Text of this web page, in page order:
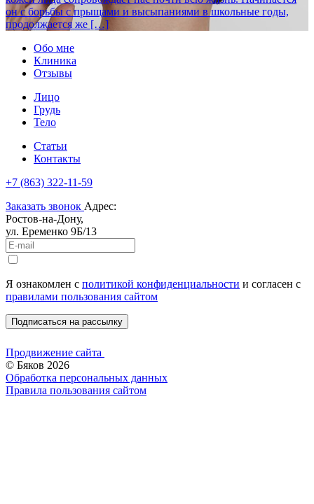
он с борьбы с прыщами и высыпаниями в школьные годы,
продолжается же […]
Обо мне
Клиника
Отзывы
Лицо
Грудь
Тело
Статьи
Контакты
+7 (863) 322-11-59
Заказать звонок Адрес:
Ростов-на-Дону,
ул. Еременко 9Б/13
Я ознакомлен c политикой конфиденциальности и согласен с
правилами пользования сайтом
Подписаться на рассылку
Продвижение сайта
© Бяков 2026
Обработка персональных данных
Правила пользования сайтом